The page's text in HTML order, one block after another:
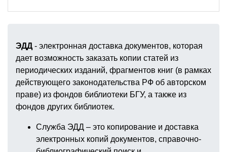
ЭДД- электронная доставка документов, которая
дает возможность заказать копии статей из
периодических изданий, фрагментов книг (в рамках
действующего законодательства РФ об авторском
праве) из фондов библиотеки БГУ, а также из
фондов других библиотек.
Служба ЭДД – это копирование и доставка
электронных копий документов, справочно-